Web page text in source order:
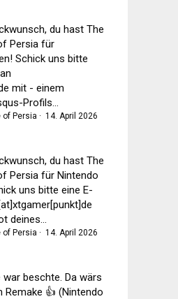
du hast The
Persia für
Schick uns bitte
mit - einem
Profils...
of Persia · 14. April 2026
du hast The
Persia für Nintendo
uns bitte eine E-
deines...
of Persia · 14. April 2026
beschte. Da wärs
Remake 👍 (Nintendo